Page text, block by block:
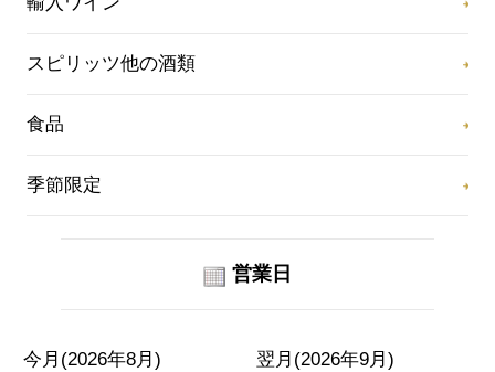
スピリッツ他の酒類
食品
季節限定
営業日
今月(2026年8月)
翌月(2026年9月)